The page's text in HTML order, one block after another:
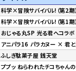
科学×冒険サバイバル!（第2期）
科学×冒険サバイバル!（第1期）
おじゃる丸SP 光る君へコラボ
アニパラ16 パラカヌー × 君
ふしぎ駄菓子屋 銭天堂
ププッ ねらわれたチコちゃん